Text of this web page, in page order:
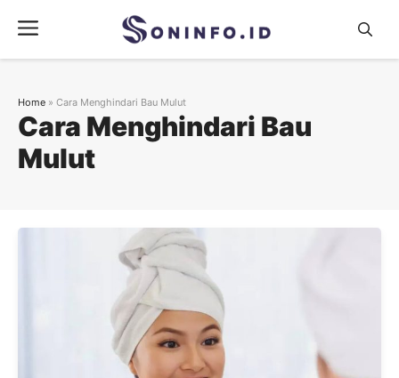
content
Menu
Cara Menghindari Bau
Mulut
Home » Cara Menghindari Bau Mulut